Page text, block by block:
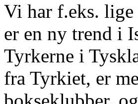
Vi har f.eks. lige
er en ny trend i
Tyrkerne i
fra Tyrkiet, er